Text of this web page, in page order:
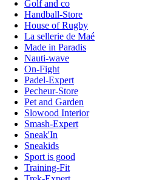
Golf and co
Handball-Store
House of Rugby
La sellerie de Maé
Made in Paradis
Nauti-wave
On-Fight
Padel-Expert
Pecheur-Store
Pet and Garden
Slowood Interior
Smash-Expert
Sneak'In
Sneakids
Sport is good
Training-Fit